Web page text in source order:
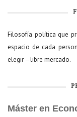
Filosofía política que
espacio de cada
elegir —libre mercado.
Máster en